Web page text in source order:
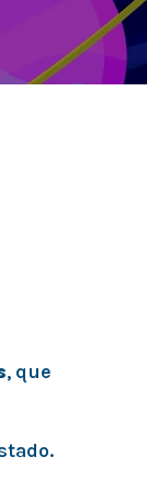
, que